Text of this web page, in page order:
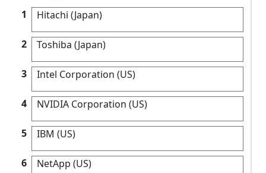
1 Hitachi (Japan)
2 Toshiba (Japan)
3 Intel Corporation (US)
4 NVIDIA Corporation (US)
5 IBM (US)
6 NetApp (US)